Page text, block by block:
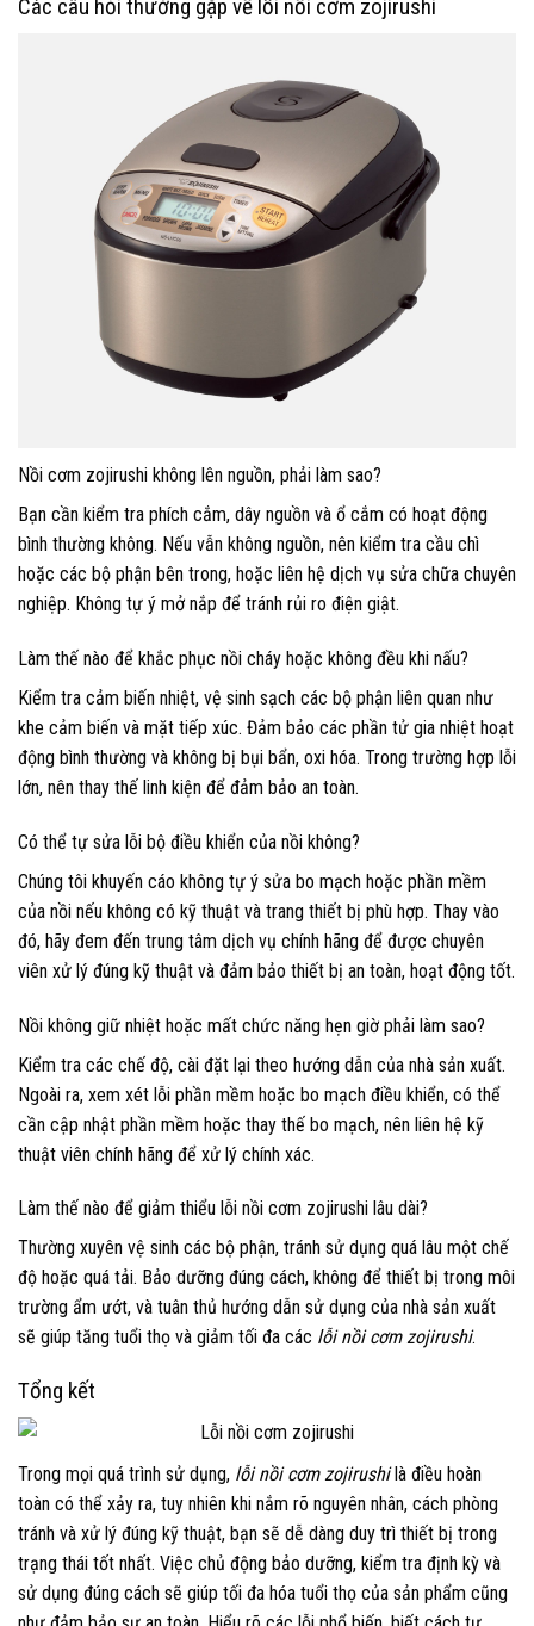
Các câu hỏi thường gặp về lỗi nồi cơm zojirushi
Nồi cơm zojirushi không lên nguồn, phải làm sao?
Bạn cần kiểm tra phích cắm, dây nguồn và ổ cắm có hoạt động
bình thường không. Nếu vẫn không nguồn, nên kiểm tra cầu chì
hoặc các bộ phận bên trong, hoặc liên hệ dịch vụ sửa chữa chuyên
nghiệp. Không tự ý mở nắp để tránh rủi ro điện giật.
Làm thế nào để khắc phục nồi cháy hoặc không đều khi nấu?
Kiểm tra cảm biến nhiệt, vệ sinh sạch các bộ phận liên quan như
khe cảm biến và mặt tiếp xúc. Đảm bảo các phần tử gia nhiệt hoạt
động bình thường và không bị bụi bẩn, oxi hóa. Trong trường hợp lỗi
lớn, nên thay thế linh kiện để đảm bảo an toàn.
Có thể tự sửa lỗi bộ điều khiển của nồi không?
Chúng tôi khuyến cáo không tự ý sửa bo mạch hoặc phần mềm
của nồi nếu không có kỹ thuật và trang thiết bị phù hợp. Thay vào
đó, hãy đem đến trung tâm dịch vụ chính hãng để được chuyên
viên xử lý đúng kỹ thuật và đảm bảo thiết bị an toàn, hoạt động tốt.
Nồi không giữ nhiệt hoặc mất chức năng hẹn giờ phải làm sao?
Kiểm tra các chế độ, cài đặt lại theo hướng dẫn của nhà sản xuất.
Ngoài ra, xem xét lỗi phần mềm hoặc bo mạch điều khiển, có thể
cần cập nhật phần mềm hoặc thay thế bo mạch, nên liên hệ kỹ
thuật viên chính hãng để xử lý chính xác.
Làm thế nào để giảm thiểu lỗi nồi cơm zojirushi lâu dài?
Thường xuyên vệ sinh các bộ phận, tránh sử dụng quá lâu một chế
độ hoặc quá tải. Bảo dưỡng đúng cách, không để thiết bị trong môi
trường ẩm ướt, và tuân thủ hướng dẫn sử dụng của nhà sản xuất
sẽ giúp tăng tuổi thọ và giảm tối đa các lỗi nồi cơm zojirushi.
Tổng kết
Trong mọi quá trình sử dụng, lỗi nồi cơm zojirushilà điều hoàn
toàn có thể xảy ra, tuy nhiên khi nắm rõ nguyên nhân, cách phòng
tránh và xử lý đúng kỹ thuật, bạn sẽ dễ dàng duy trì thiết bị trong
trạng thái tốt nhất. Việc chủ động bảo dưỡng, kiểm tra định kỳ và
sử dụng đúng cách sẽ giúp tối đa hóa tuổi thọ của sản phẩm cũng